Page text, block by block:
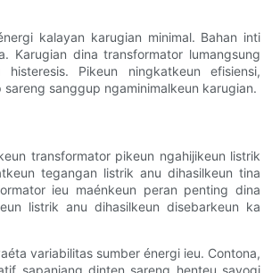
kalayan karugian minimal. Bahan inti
Karugian dina transformator lumangsung
Pikeun ningkatkeun efisiensi,
sanggup ngaminimalkeun karugian.
transformator pikeun ngahijikeun listrik
tegangan listrik anu dihasilkeun tina
ieu maénkeun peran penting dina
listrik anu dihasilkeun disebarkeun ka
variabilitas sumber énergi ieu. Contona,
sapanjang dinten sareng henteu sayogi